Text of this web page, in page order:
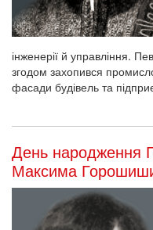
інженерії й управління.
згодом захопився
фасади будівель та
День народження
Максима